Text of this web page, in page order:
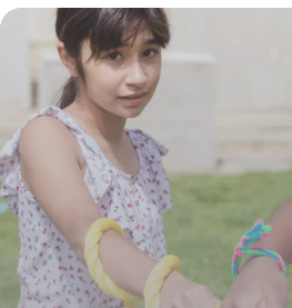
20 juin 2026